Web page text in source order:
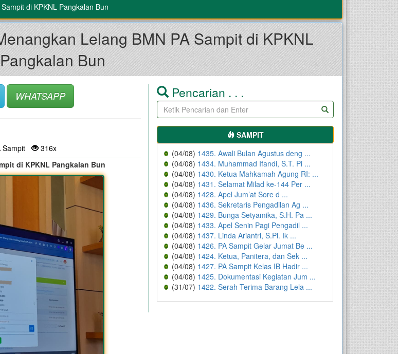
di KPKNL Pangkalan Bun
Lelang BMN PA Sampit di KPKNL
Pangkalan Bun
WHATSAPP
Sampit
316x
di KPKNL Pangkalan Bun
Pencarian . . .
SAMPIT
(04/08) 1435. Awali Bulan Agustus deng ...
(04/08) 1434. Muhammad Ifandi, S.T. Pi ...
(04/08) 1430. Ketua Mahkamah Agung RI: ...
(04/08) 1431. Selamat Milad ke-144 Per ...
(04/08) 1428. Apel Jum’at Sore d ...
(04/08) 1436. Sekretaris Pengadilan Ag ...
(04/08) 1429. Bunga Setyamika, S.H. Pa ...
(04/08) 1433. Apel Senin Pagi Pengadil ...
(04/08) 1437. Linda Ariantri, S.Pi. Ik ...
(04/08) 1426. PA Sampit Gelar Jumat Be ...
(04/08) 1424. Ketua, Panitera, dan Sek ...
(04/08) 1427. PA Sampit Kelas IB Hadir ...
(04/08) 1425. Dokumentasi Kegiatan Jum ...
(31/07) 1422. Serah Terima Barang Lela ...